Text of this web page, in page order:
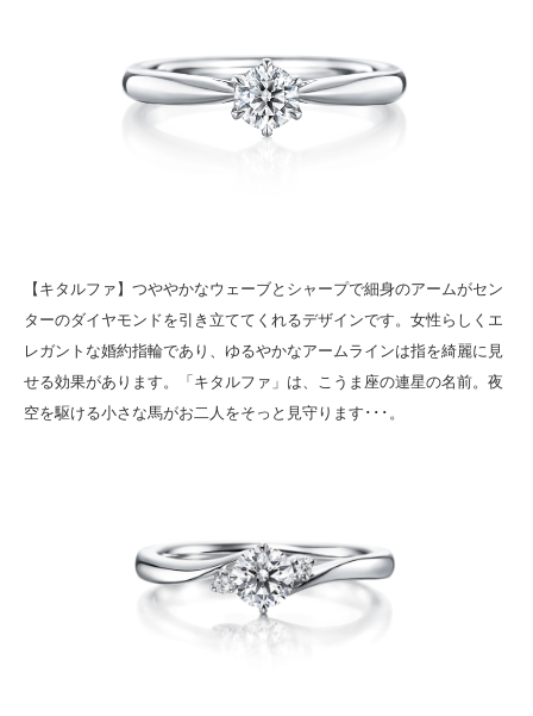
【キタルファ】つややかなウェーブとシャープで細身のアームがセン
ターのダイヤモンドを引き立ててくれるデザインです。女性らしくエ
レガントな婚約指輪であり、ゆるやかなアームラインは指を綺麗に見
せる効果があります。「キタルファ」は、こうま座の連星の名前。夜
空を駆ける小さな馬がお二人をそっと見守ります･･･。